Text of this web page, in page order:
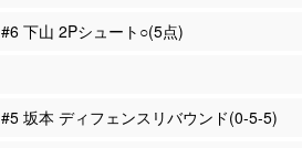
#6 下山 2Pシュート○(5点)
#5 坂本 ディフェンスリバウンド(0-5-5)